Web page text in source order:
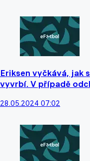
Eriksen vyčkává, jak
vyvrbí. V případě
28.05.2024 07:02